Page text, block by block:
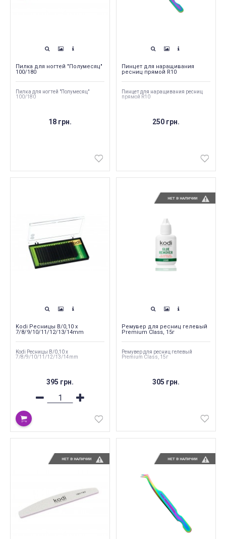
Пилка для ногтей "Полумесяц"
100/180
Пилка для ногтей "Полумесяц"
100/180
18 грн.
Пинцет для наращивания
ресниц прямой R10
Пинцет для наращивания ресниц
прямой R10
250 грн.
Kodi Ресницы B/0,10 x
7/8/9/10/11/12/13/14mm
Kodi Ресницы B/0,10 x
7/8/9/10/11/12/13/14mm
395 грн.
НЕТ В НАЛИЧИИ
Ремувер для ресниц гелевый
Premium Class, 15г
Ремувер для ресниц гелевый
Premium Class, 15г
305 грн.
НЕТ В НАЛИЧИИ НЕТ В НАЛИЧИИ